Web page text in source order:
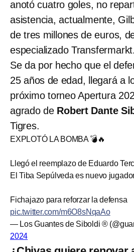
anotó cuatro goles, no
asistencia, actualmente,
de tres millones de euros,
especializado Transfermarkt.
Se da por hecho que el
25 años de edad, llegará a
próximo torneo Apertura
agrado de Robert Dante
Tigres.
EXPLOTÓ LA BOMBA 💣🔥
Llegó el reemplazo de Eduardo
El Tiba Sepúlveda es nuevo
Fichajazo para reforzar la defensa
pic.twitter.com/m6O8sNqaAo
— Los Guantes de Siboldi ®
2024